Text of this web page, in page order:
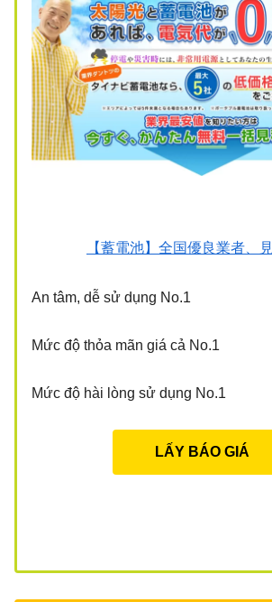
【蓄電池】全国優良業者、
An tâm, dễ sử dụng No.1
Mức độ thỏa mãn giá cả No.1
Mức độ hài lòng sử dụng No.1
LẤY BÁO GIÁ